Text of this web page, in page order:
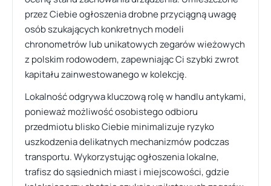
przez Ciebie ogłoszenia drobne przyciągną uwagę
osób szukających konkretnych modeli
chronometrów lub unikatowych zegarów wieżowych
z polskim rodowodem, zapewniając Ci szybki zwrot
kapitału zainwestowanego w kolekcję.
Lokalność odgrywa kluczową rolę w handlu antykami,
ponieważ możliwość osobistego odbioru
przedmiotu blisko Ciebie minimalizuje ryzyko
uszkodzenia delikatnych mechanizmów podczas
transportu. Wykorzystując ogłoszenia lokalne,
trafisz do sąsiednich miast i miejscowości, gdzie